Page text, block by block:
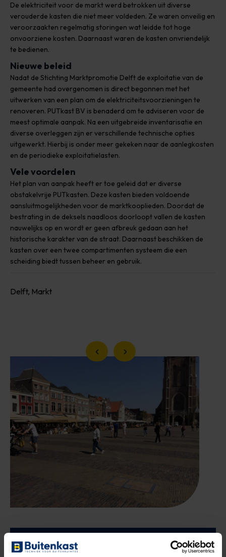
De elektriciteit voor de markt werd betrokken uit diverse
verouderde kasten die niet meer voldeden. Ze waren onveilig en
veroorzaakten regelmatig storingen wat leidde tot hoge
onvoorziene kosten. Daarnaast waren de kasten onvriendelijk
te bedienen.
Nieuwe beleid
Nadat de Stichting Marktpromotie Delft de exploitatie van de
gemeente had overgenomen is direct begonnen met het
uitwerken van een plan om de elektriciteitsvoorzieningen te
renoveren. PUTkast BV is benaderd om te adviseren voor de
meest optimale aanpak. Na een uitgebreide inventarisatie en
diverse overleggen zijn er verschillende technische opties
uitgewerkt. Hierbij is onder meer gekeken naar de aanlegkosten
en de periodieke exploitatielasten.
Vele voordelen
Het plan van aanpak heeft er toe geleid dat er diverse
obstakelvrije PUTkasten. Deze kasten bieden voldoende
aansluitmogelijkheden voor de marktkooplieden. Doordat de
bestrating in de deksels naadloos doorloopt vallen de kasten
nauwelijks op en wordt er geen afbreuk gedaan aan het
historische karakter van de straat. Daarnaast beschikken de
kasten over een twee compartimenten systeem die een
scheiding biedt tussen beheer en gebruik.
Delft, Markt
Vorige slideVolgende slide
Ook zo’n mooi project met